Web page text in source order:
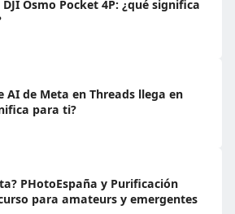
Osmo Pocket 4P: ¿qué significa
AI de Meta en Threads llega en
para ti?
PHotoEspaña y Purificación
para amateurs y emergentes